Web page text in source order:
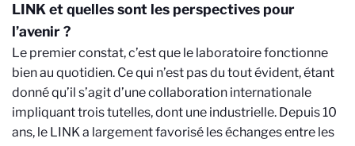
LINK et quelles sont les perspectives pour
l’avenir ?
Le premier constat, c’est que le laboratoire fonctionne
bien au quotidien. Ce qui n’est pas du tout évident, étant
donné qu’il s’agit d’une collaboration internationale
impliquant trois tutelles, dont une industrielle. Depuis 10
ans, le LINK a largement favorisé les échanges entre les